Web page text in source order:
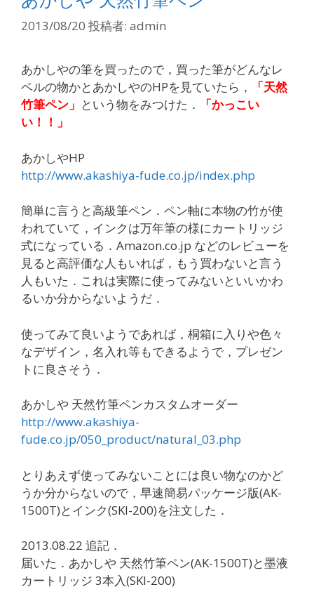
2013/08/20 投稿者: admin
あかしやの筆を買ったので，買った筆がどんなレ
ベルの物かとあかしやのHPを見ていたら，
「天然
竹筆ペン」 という物をみつけた．
「かっこい
い！！」
あかしやHP
http://www.akashiya-fude.co.jp/index.php
簡単に言うと高級筆ペン．ペン軸に本物の竹が使
われていて，インクは万年筆の様にカートリッジ
式になっている．Amazon.co.jp などのレビューを
見ると高評価な人もいれば，もう買わないと言う
人もいた．これは実際に使ってみないといいかわ
るいか分からないようだ．
使ってみて良いようであれば，桐箱に入りや色々
なデザイン，名入れ等もできるようで，プレゼン
トに良さそう．
あかしや 天然竹筆ペンカスタムオーダー
http://www.akashiya-
fude.co.jp/050_product/natural_03.php
とりあえず使ってみないことには良い物なのかど
うか分からないので，早速簡易パッケージ版(AK-
1500T)とインク(SKI-200)を注文した．
2013.08.22 追記．
届いた．あかしや 天然竹筆ペン(AK-1500T)と墨液
カートリッジ 3本入(SKI-200)